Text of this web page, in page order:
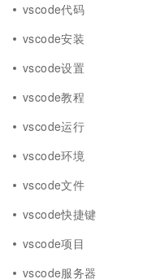
vscode代码
vscode安装
vscode设置
vscode教程
vscode运行
vscode环境
vscode文件
vscode快捷键
vscode项目
vscode服务器